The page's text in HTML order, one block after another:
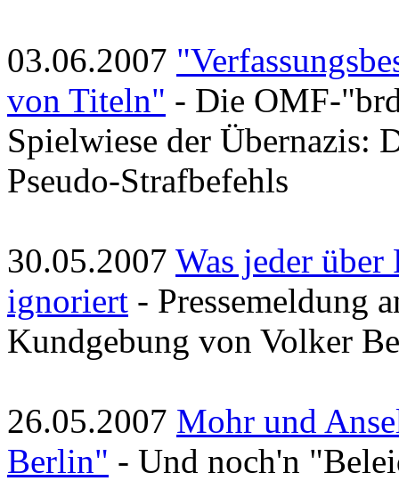
03.06.2007
von Titeln" - Die OMF-
Spielwiese der Übernazis:
Pseudo-Strafbefehls
30.05.2007 Was jeder
ignoriert - Pressemeldung
Kundgebung von Volker
26.05.2007 Mohr und
Berlin" - Und noch'n